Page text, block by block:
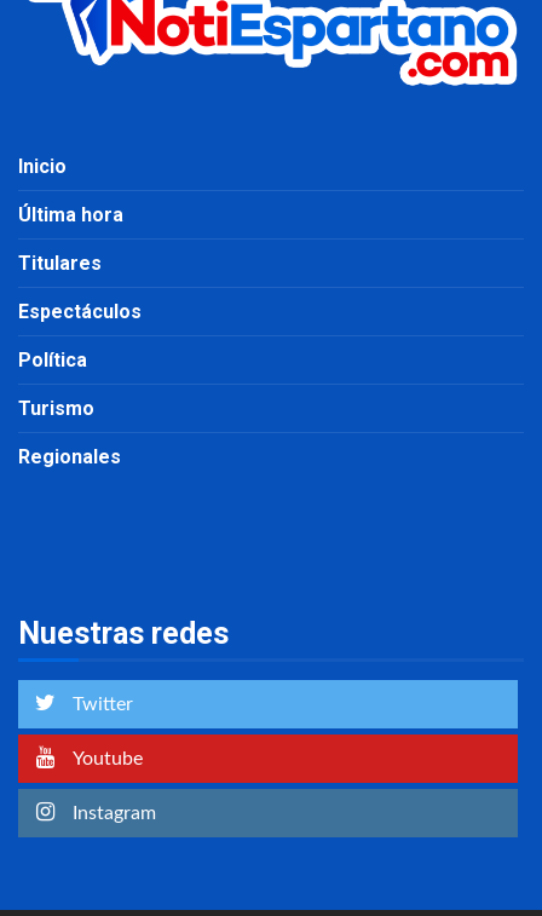
Inicio
Última hora
Titulares
Espectáculos
Política
Turismo
Regionales
Nuestras redes
Twitter
Youtube
Instagram